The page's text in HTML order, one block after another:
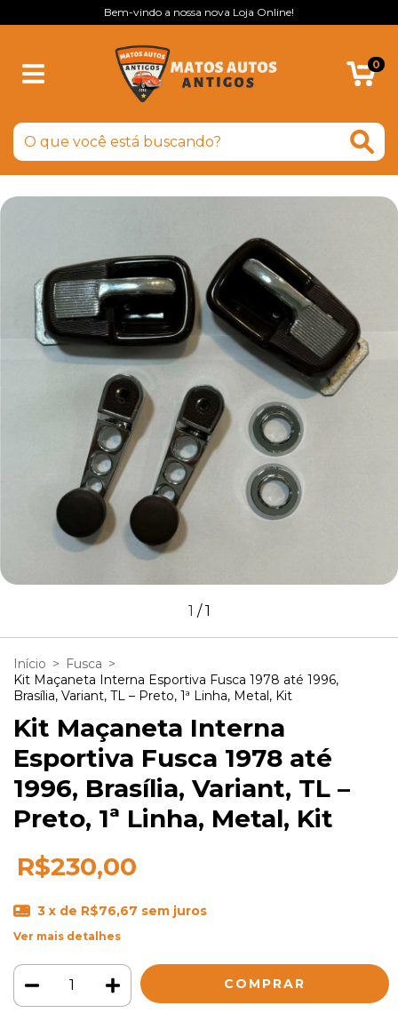
Bem-vindo a nossa nova Loja Online!
0
1 /1
Início > Fusca >
Kit Maçaneta Interna Esportiva Fusca 1978 até 1996,
Brasília, Variant, TL – Preto, 1ª Linha, Metal, Kit
Kit Maçaneta Interna
Esportiva Fusca 1978 até
1996, Brasília, Variant, TL –
Preto, 1ª Linha, Metal, Kit
R$230,00
3 x de R$76,67 sem juros
Ver mais detalhes